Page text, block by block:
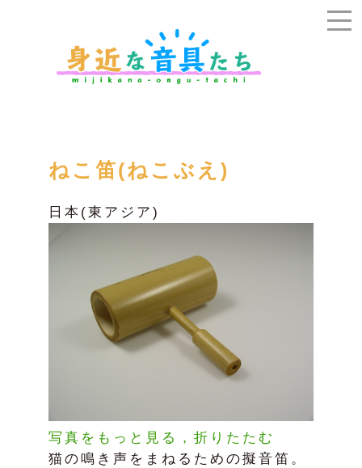
ねこ笛(ねこぶえ)
日本(東アジア)
写真をもっと見る，折りたたむ
猫の鳴き声をまねるための擬音笛。